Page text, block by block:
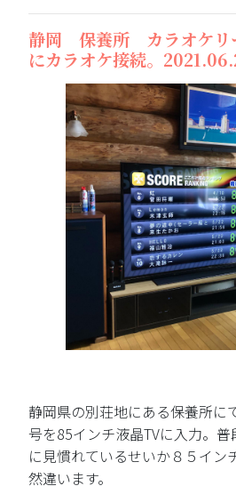
静岡 保養所 カラオケリ
にカラオケ接続。
静岡県の別荘地にある保養所に
号を85インチ液晶TVに入力。
に見慣れているせいか８５イン
然違います。